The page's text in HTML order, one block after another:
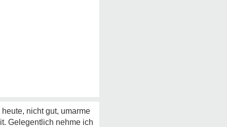
nicht gut, umarme
Gelegentlich nehme ich